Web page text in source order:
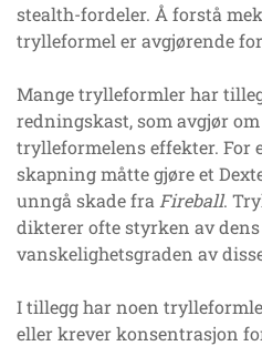
stealth-fordeler. Å forstå
trylleformel er avgjørende
Mange trylleformler har
redningskast, som avgjør
trylleformelens effekter. For
skapning måtte gjøre et
unngå skade fra Fireball.
dikterer ofte styrken av
vanskelighetsgraden av
I tillegg har noen
eller krever konsentrasjon